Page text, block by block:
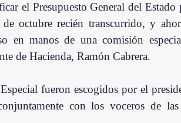
el Presupuesto General del
octubre recién transcurrido, y
en manos de una comisión
de Hacienda, Ramón Cabrera.
fueron escogidos por el
con los voceros de las